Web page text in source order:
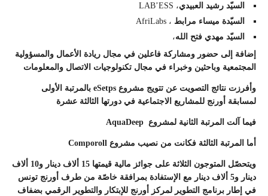
السيّد رشيد العبيدي، LAB’ESS
السيّدة ميساء مرابط ، AfriLabs
السيّد مهدي فتح الله،
إضافة إلى حضور ومشاركة فاعلين في مجال ريادة الأعمال والمسؤولية
المجتمعية وباحثين وخبراء في مجال تكنولوجيات الاتصال والمعلومات
وأفرزت نتائج التصويت عن تتويج مشروع eSetps بالمرتبة الأولى
لمسابقة أورنج للمشاريع الاجتماعية في دورتها الثالثة عشرة
فيما آلت المرتبة الثانية لمشروع AquaDeep
أما المرتبة الثالثة فكانت من نصيب مشروع Comporoll
ويتحصّل المتوجون الثلاثة على جوائز مالية قيمتها 15 ألاف دينار و10 ألاف
دينار و5 ألاف دينار مع الإستفادة بمرافقة خاصّة من طرف أورنج تونس
في إطار برنامج التطوير لمركز أورنج للإبتكار والتطوير الرقمي بضفاف